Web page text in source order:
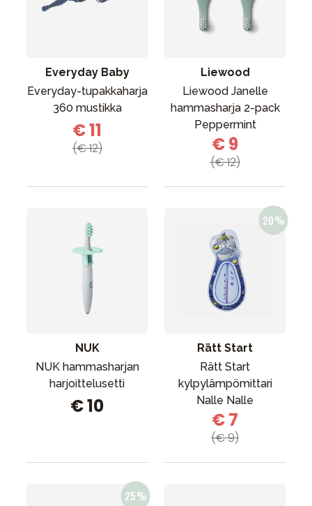
Everyday Baby
Everyday-tupakkaharja
360 mustikka
€ 11
(€ 12)
Liewood
Liewood Janelle
hammasharja 2-pack
Peppermint
€ 9
(€ 12)
NUK
NUK hammasharjan
harjoittelusetti
€ 10
Rätt Start
Rätt Start
kylpylämpömittari
Nalle Nalle
€ 7
(€ 9)